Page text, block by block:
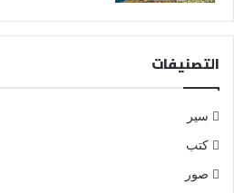
التصنيفات
سير
كتب
صور